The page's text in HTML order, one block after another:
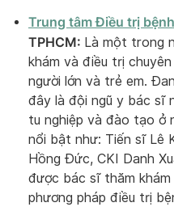
Trung tâm Điều trị
TPHCM: Là một trong
khám và điều trị
người lớn và trẻ em.
đây là đội ngũ y bác sĩ
tu nghiệp và đào tạo ở
nổi bật như: Tiến sĩ Lê
Hồng Đức, CKI Danh
được bác sĩ thăm
phương pháp điều trị